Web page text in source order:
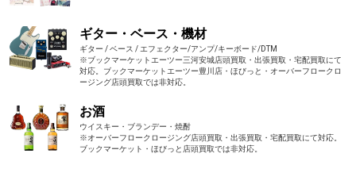
ギター・ベース・機材
ギター / ベース / エフェクター/アンプ/キーボード/DTM
※ブックマーケットエーツー三河安城店頭買取・出張買取・宅配買取にて
対応。ブックマーケットエーツー豊川店・ほびっと・オーバーフロークロ
ージング店頭買取では非対応。
お酒
ウイスキー・ブランデー・焼酎
※オーバーフロークロージング店頭買取・出張買取・宅配買取にて対応。
ブックマーケット・ほびっと店頭買取では非対応。